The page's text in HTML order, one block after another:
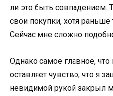
ли это быть
свои покупки, хотя раньше
Сейчас мне сложно
Однако самое главное,
оставляет чувство, что я
невидимой рукой закрыл